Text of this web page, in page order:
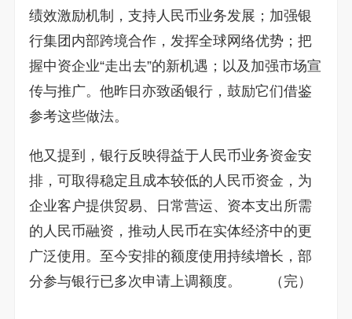
绩效激励机制，支持人民币业务发展；加强银
行集团内部跨境合作，发挥全球网络优势；把
握中资企业“走出去”的新机遇；以及加强市场宣
传与推广。他昨日亦致函银行，鼓励它们借鉴
参考这些做法。
他又提到，银行反映得益于人民币业务资金安
排，可取得稳定且成本较低的人民币资金，为
企业客户提供贸易、日常营运、资本支出所需
的人民币融资，推动人民币在实体经济中的更
广泛使用。至今安排的额度使用持续增长，部
分参与银行已多次申请上调额度。 （完）